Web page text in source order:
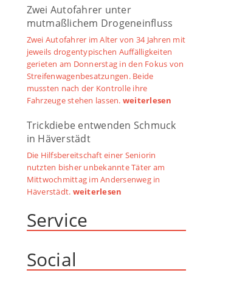
Zwei Autofahrer unter
mutmaßlichem Drogeneinfluss
Zwei Autofahrer im Alter von 34 Jahren mit
jeweils drogentypischen Auffälligkeiten
gerieten am Donnerstag in den Fokus von
Streifenwagenbesatzungen. Beide
mussten nach der Kontrolle ihre
Fahrzeuge stehen lassen. weiterlesen
Trickdiebe entwenden Schmuck
in Häverstädt
Die Hilfsbereitschaft einer Seniorin
nutzten bisher unbekannte Täter am
Mittwochmittag im Andersenweg in
Häverstädt. weiterlesen
Service
Social